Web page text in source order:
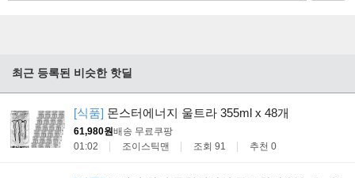
최근 등록된 비슷한 핫딜
[식품] 몬스터에너지 울트라 355ml x 48개
61,980원배송 무료쿠팡
01:02
조이스틱맨 조회 91 추천 0